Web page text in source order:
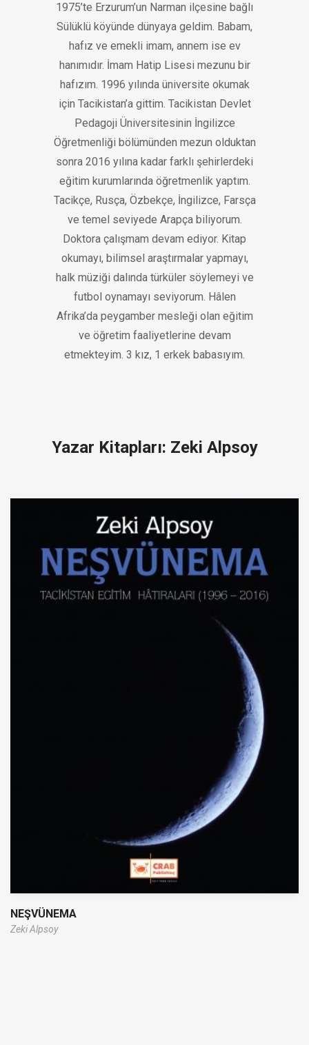
1975’te Erzurum’un Narman ilçesine bağlı
Sülüklü köyünde dünyaya geldim. Babam,
hafız ve emekli imam, annem ise ev
hanımıdır. İmam Hatip Lisesi mezunu bir
hafızım. 1996 yılında üniversite okumak
için Tacikistan’a gittim. Tacikistan Devlet
Pedagoji Üniversitesinin İngilizce
Öğretmenliği bölümünden mezun olduktan
sonra 2016 yılına kadar farklı şehirlerdeki
eğitim kurumlarında öğretmenlik yaptım.
Tacikçe, Rusça, Özbekçe, İngilizce, Farsça
ve temel seviyede Arapça biliyorum.
Doktora çalışmam devam ediyor. Kitap
okumayı, bilimsel araştırmalar yapmayı,
halk müziği dalında türküler söylemeyi ve
futbol oynamayı seviyorum. Hâlen
Afrika’da peygamber mesleği olan eğitim
ve öğretim faaliyetlerine devam
etmekteyim. 3 kız, 1 erkek babasıyım.
Yazar Kitapları: Zeki Alpsoy
NEŞVÜNEMA
Zeki Alpsoy